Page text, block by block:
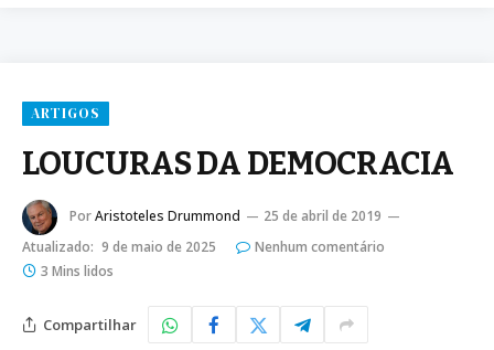
ARTIGOS
LOUCURAS DA DEMOCRACIA
PorAristoteles Drummond
25 de abril de 2019
Atualizado: 9 de maio de 2025
Nenhum comentário
3 Mins lidos
Compartilhar